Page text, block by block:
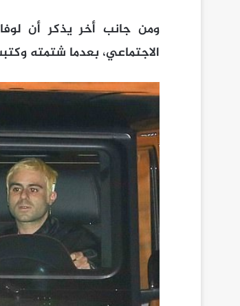
ومن جانب أخر يذكر أن
الاجتماعي، بعدما شتمته